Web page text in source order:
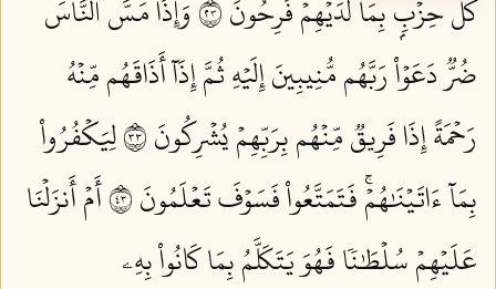
كُلُّ حِزۡبِۭ بِمَا لَدَيۡهِمۡ فَرِحُونَ ٣٢
وَإِذَا مَسَّ ٱلنَّاسَ
ضُرّٞ دَعَوۡاْ رَبَّهُم مُّنِيبِينَ إِلَيۡهِ ثُمَّ إِذَآ أَذَاقَهُم مِّنۡهُ
رَحۡمَةً إِذَا فَرِيقٞ مِّنۡهُم بِرَبِّهِمۡ يُشۡرِكُونَ ٣٣
لِيَكۡفُرُواْ
بِمَآ ءَاتَيۡنَٰهُمۡۚ فَتَمَتَّعُواْ فَسَوۡفَ تَعۡلَمُونَ ٣٤
أَمۡ أَنزَلۡنَا
عَلَيۡهِمۡ سُلۡطَٰنٗا فَهُوَ يَتَكَلَّمُ بِمَا كَانُواْ بِهِۦ